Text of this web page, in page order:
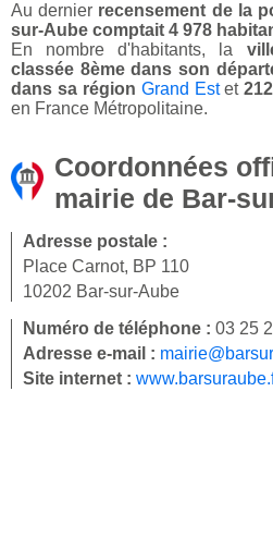
Au dernier recensement de la
sur-Aube comptait 4 978
En nombre d'habitants, la
classée 8ème dans son
dans sa région Grand Estet
en France Métropolitaine.
Coordonnées
mairie de Bar-
Adresse postale :
Place Carnot, BP 110
10202 Bar-sur-Aube
Numéro de téléphone : 03 25
Adresse e-mail :
Site internet :